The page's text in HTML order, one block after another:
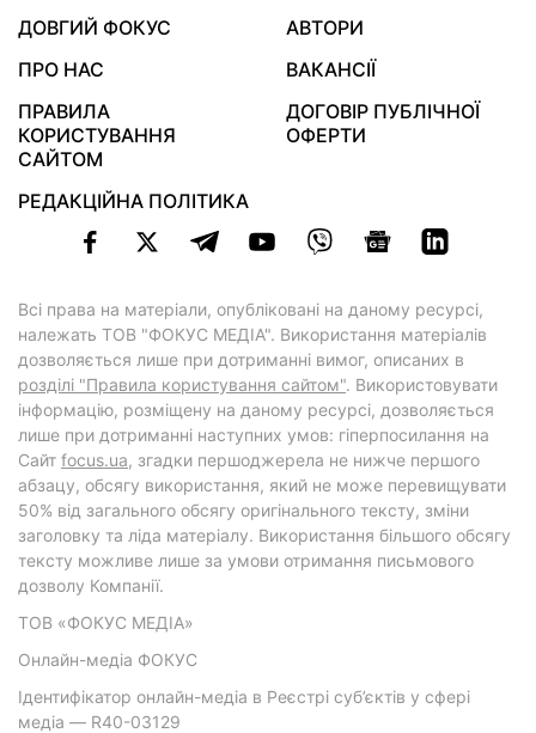
ДОВГИЙ ФОКУС
АВТОРИ
ПРО НАС
ВАКАНСІЇ
ПРАВИЛА
КОРИСТУВАННЯ
САЙТОМ
ДОГОВІР ПУБЛІЧНОЇ
ОФЕРТИ
РЕДАКЦІЙНА ПОЛІТИКА
Всі права на матеріали, опубліковані на даному ресурсі,
належать ТОВ "ФОКУС МЕДІА". Використання матеріалів
дозволяється лише при дотриманні вимог, описаних в
розділі "Правила користування сайтом". Використовувати
інформацію, розміщену на даному ресурсі, дозволяється
лише при дотриманні наступних умов: гіперпосилання на
Cайт focus.ua, згадки першоджерела не нижче першого
абзацу, обсягу використання, який не може перевищувати
50% від загального обсягу оригінального тексту, зміни
заголовку та ліда матеріалу. Використання більшого обсягу
тексту можливе лише за умови отримання письмового
дозволу Компанії.
ТОВ «ФОКУС МЕДІА»
Онлайн-медіа ФОКУС
Ідентифікатор онлайн-медіа в Реєстрі суб’єктів у сфері
медіа — R40-03129